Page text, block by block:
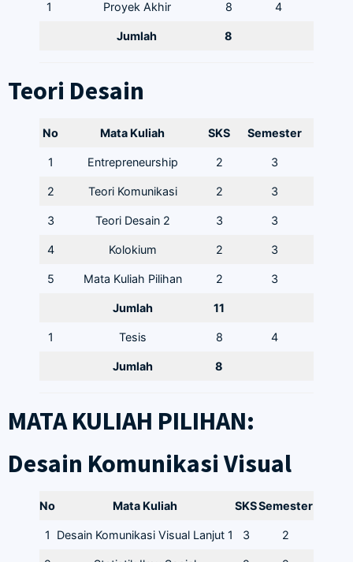
1 Proyek Akhir 8 4
Jumlah 8
Teori Desain
No Mata Kuliah SKS Semester
1 Entrepreneurship 2 3
2 Teori Komunikasi 2 3
3 Teori Desain 2 3 3
4 Kolokium 2 3
5 Mata Kuliah Pilihan 2 3
Jumlah 11
1 Tesis 8 4
Jumlah 8
MATA KULIAH PILIHAN:
Desain Komunikasi Visual
No Mata Kuliah SKSSemester
1 Desain Komunikasi Visual Lanjut 1 3 2